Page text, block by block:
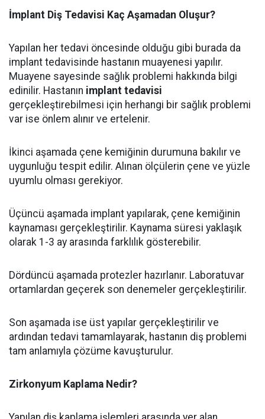
İmplant Diş Tedavisi Kaç Aşamadan Oluşur?
Yapılan her tedavi öncesinde olduğu gibi burada da
implant tedavisinde hastanın muayenesi yapılır.
Muayene sayesinde sağlık problemi hakkında bilgi
edinilir. Hastanın implant tedavisi
gerçekleştirebilmesi için herhangi bir sağlık problemi
var ise önlem alınır ve ertelenir.
İkinci aşamada çene kemiğinin durumuna bakılır ve
uygunluğu tespit edilir. Alınan ölçülerin çene ve yüzle
uyumlu olması gerekiyor.
Üçüncü aşamada implant yapılarak, çene kemiğinin
kaynaması gerçekleştirilir. Kaynama süresi yaklaşık
olarak 1-3 ay arasında farklılık gösterebilir.
Dördüncü aşamada protezler hazırlanır. Laboratuvar
ortamlardan geçerek son denemeler gerçekleştirilir.
Son aşamada ise üst yapılar gerçekleştirilir ve
ardından tedavi tamamlayarak, hastanın diş problemi
tam anlamıyla çözüme kavuşturulur.
Zirkonyum Kaplama Nedir?